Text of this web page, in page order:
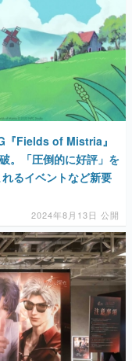
『Fields of Mistria』
。「圧倒的に好評」を
るイベントなど新要
2024年8月13日 公開